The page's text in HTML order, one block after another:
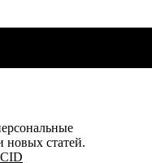
новых статей.